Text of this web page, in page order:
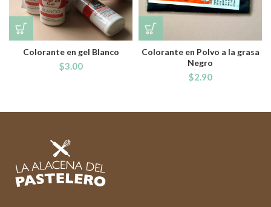
Colorante en gel Blanco
$3.00
Colorante en Polvo a la grasa
Negro
$2.90